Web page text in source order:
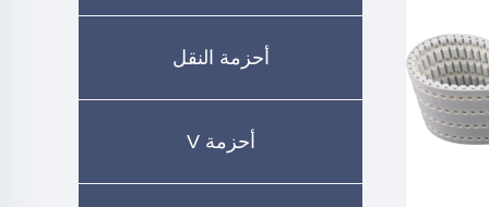
أحزمة النقل
أحزمة V